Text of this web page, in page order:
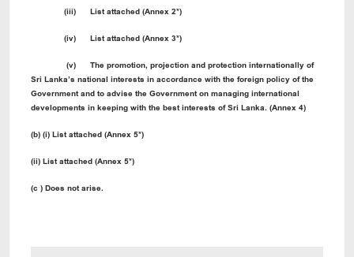
(iii) List attached (Annex 2*)
(iv) List attached (Annex 3*)
(v) The promotion, projection and protection internationally of
Sri Lanka’s national interests in accordance with the foreign policy of the
Government and to advise the Government on managing international
developments in keeping with the best interests of Sri Lanka. (Annex 4)
(b) (i) List attached (Annex 5*)
(ii) List attached (Annex 5*)
(c ) Does not arise.